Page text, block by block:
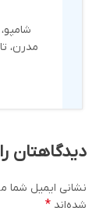
مدرن،
دیدگاهتان
نشانی ایمیل شما